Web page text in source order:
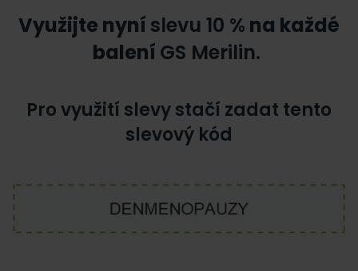
Využijte nyní slevu 10 % na každé
balení GS Merilin.
Pro využití slevy stačí zadat tento
slevový kód